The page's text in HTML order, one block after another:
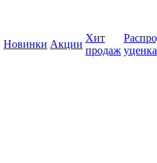
Новинки Акции
Хит
продаж уценка